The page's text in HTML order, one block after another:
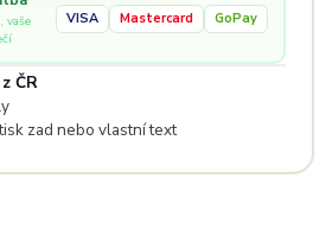
vaše
VISA Mastercard GoPay
ČR
zad nebo vlastní text